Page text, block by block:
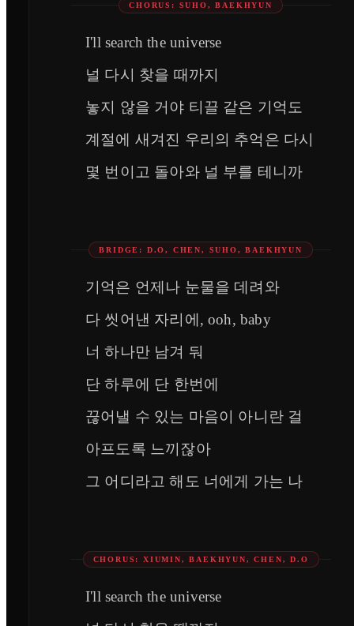
CHORUS: SUHO, BAEKHYUN
I'll search the universe
널 다시 찾을 때까지
놓지 않을 거야 티끌 같은 기억도
계절에 새겨진 우리의 추억은 다시
몇 번이고 돌아와 널 부를 테니까
BRIDGE: D.O, CHEN, SUHO, BAEKHYUN
기억은 언제나 눈물을 데려와
다 씻어낸 자리에, ooh, baby
너 하나만 남겨 둬
단 하루에 단 한번에
끊어낼 수 있는 마음이 아니란 걸
아프도록 느끼잖아
그 어디라고 해도 너에게 가는 나
CHORUS: XIUMIN, BAEKHYUN, CHEN, D.O
I'll search the universe